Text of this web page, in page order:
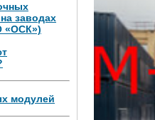
заводах
«ОСК»)
модулей